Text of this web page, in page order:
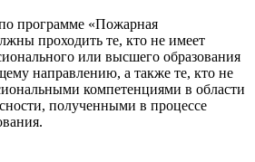
программе «Пожарная
проходить те, кто не имеет
или высшего образования
направлению, а также те, кто не
компетенциями в области
полученными в процессе